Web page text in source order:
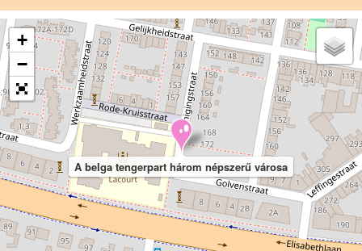
A belga tengerpart három népszerű városa
+
−